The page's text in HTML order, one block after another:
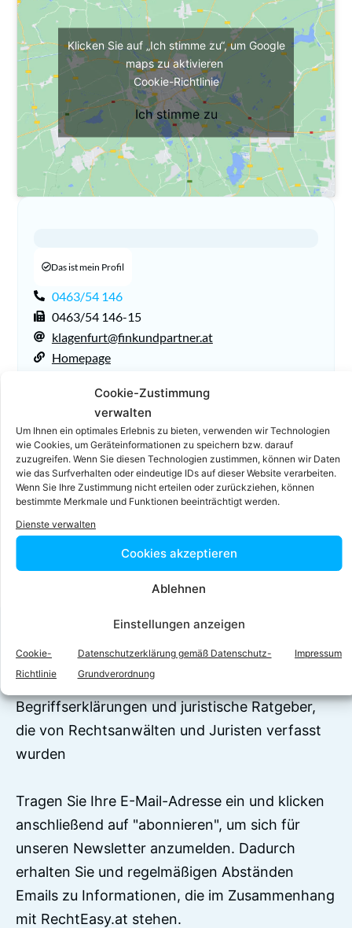
Cookie-Zustimmung
verwalten
Um Ihnen ein optimales Erlebnis zu bieten, verwenden wir Technologien
wie Cookies, um Geräteinformationen zu speichern bzw. darauf
zuzugreifen. Wenn Sie diesen Technologien zustimmen, können wir Daten
wie das Surfverhalten oder eindeutige IDs auf dieser Website verarbeiten.
Wenn Sie Ihre Zustimmung nicht erteilen oder zurückziehen, können
bestimmte Merkmale und Funktionen beeinträchtigt werden.
Dienste verwalten
Cookies akzeptieren
Ablehnen
Einstellungen anzeigen
Cookie-
Richtlinie
Datenschutzerklärung gemäß Datenschutz-
Grundverordnung
Impressum
Klicken Sie auf „Ich stimme zu“, um Google
maps zu aktivieren
Cookie-Richtlinie
Ich stimme zu
Das ist mein Profil
0463/54 146
0463/54 146-15
klagenfurt@finkundpartner.at
Homepage
Twitter
LinkedIn WhatsApp
Jetzt zum Newsletter
anmelden!
Auf RechtEasy befinden sich über 7500
Begriffserklärungen und juristische Ratgeber,
die von Rechtsanwälten und Juristen verfasst
wurden
Tragen Sie Ihre E-Mail-Adresse ein und klicken
anschließend auf "abonnieren", um sich für
unseren Newsletter anzumelden. Dadurch
erhalten Sie und regelmäßigen Abständen
Emails zu Informationen, die im Zusammenhang
mit RechtEasy.at stehen.